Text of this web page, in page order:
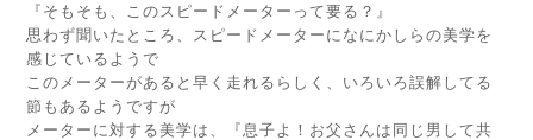
『そもそも、このスピードメーターって要る？』
思わず聞いたところ、スピードメーターになにかしらの美学を
感じているようで
このメーターがあると早く走れるらしく、いろいろ誤解してる
節もあるようですが
メーターに対する美学は、『息子よ！お父さんは同じ男して共